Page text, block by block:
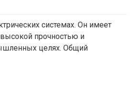
системах. Он имеет
прочностью и
целях. Общий